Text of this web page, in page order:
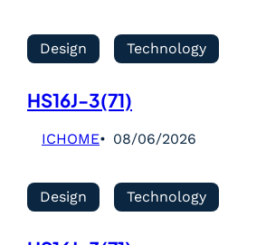
Design Technology
HS16J-3(71)
ICHOME 08/06/2026
Design Technology